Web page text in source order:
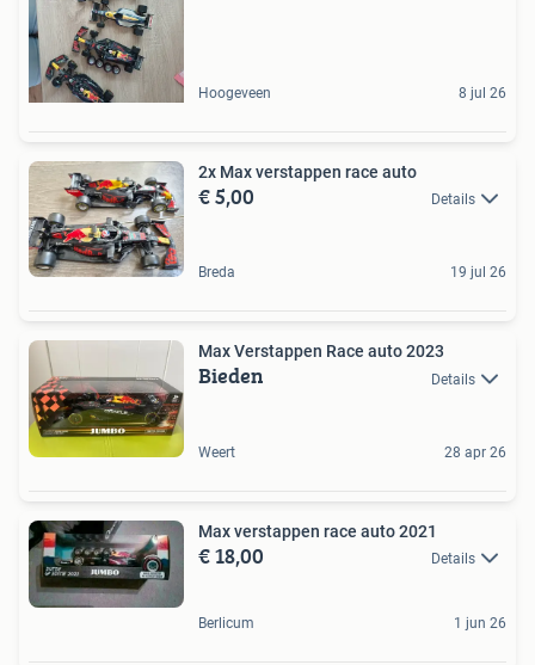
Hoogeveen 8 jul 26
2x Max verstappen race auto
€ 5,00 Details
Breda 19 jul 26
Max Verstappen Race auto 2023
Bieden Details
Weert 28 apr 26
Max verstappen race auto 2021
€ 18,00 Details
Berlicum 1 jun 26